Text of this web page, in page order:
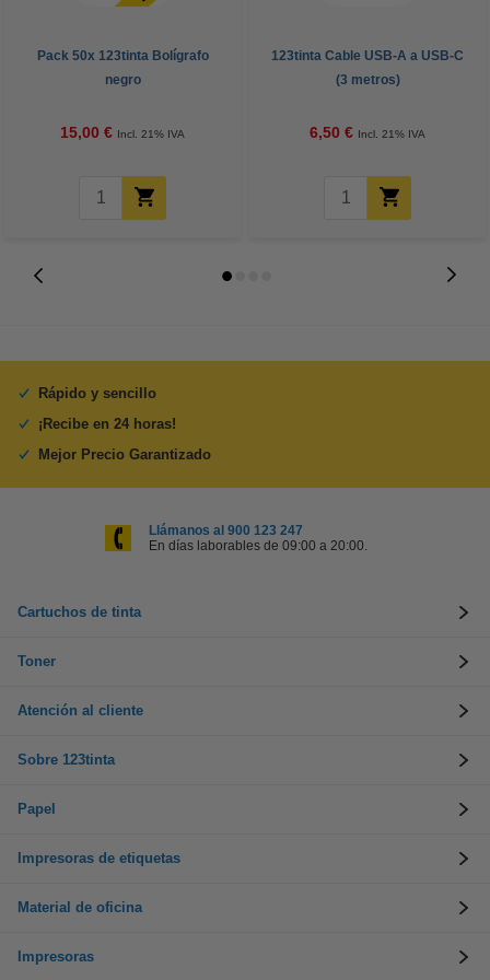
Pack 50x 123tinta Bolígrafo
negro
15,00 € Incl. 21% IVA
123tinta Cable USB-A a USB-C
(3 metros)
6,50 € Incl. 21% IVA
Rápido y sencillo
¡Recibe en 24 horas!
Mejor Precio Garantizado
Llámanos al 900 123 247
En días laborables de 09:00 a 20:00.
Cartuchos de tinta
Toner
Atención al cliente
Sobre 123tinta
Papel
Impresoras de etiquetas
Material de oficina
Impresoras